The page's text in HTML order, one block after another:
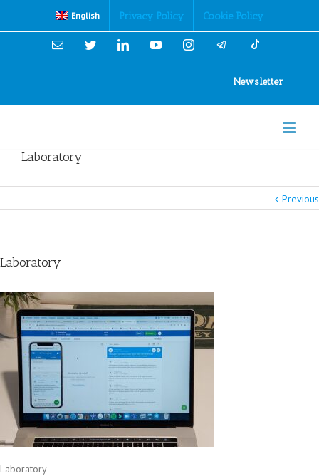
English Privacy Policy Cookie Policy
Email TwitterLinkedinYouTubeInstagram
Newsletter
Laboratory
Previous
Laboratory
Laboratory
Cookies Policy